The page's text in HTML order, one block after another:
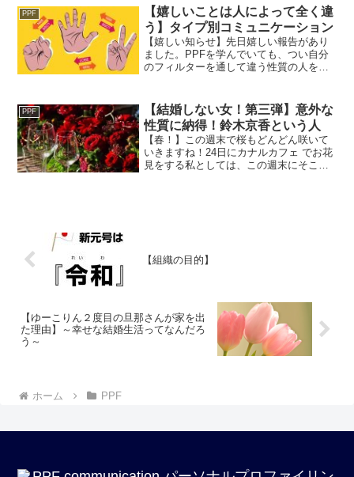
が下がっていた...
PPF
【嬉しいことは人によって全く違
う】タイプ別コミュニケーション
【嬉しい知らせ】先日嬉しい報告があり
ました。PPFを学んでいても、つい自分
のフィルターを通して違う性質の人を理
全てのことを知りた...
PPF
【結婚しない女！第三弾】意外な
性質に納得！鈴木京香という人
【春！】この週末で桜もどんどん咲いて
いきますね！24日にカナルカフェ でお花
見をする私としては、この週末にそこま
【組織の目的】
【ゆーこりん２度目の旦那さんが家を出
た理由】～幸せな結婚生活ってなんだろ
う～
ホーム PPF